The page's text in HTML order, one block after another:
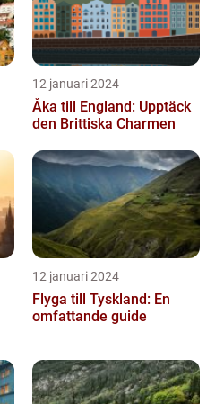
12 januari 2024
Åka till England: Upptäck
den Brittiska Charmen
12 januari 2024
Flyga till Tyskland: En
omfattande guide